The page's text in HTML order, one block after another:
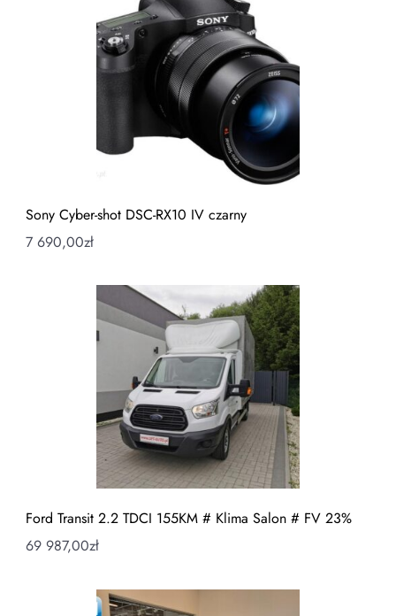
Sony Cyber-shot DSC-RX10 IV czarny
7 690,00zł
Ford Transit 2.2 TDCI 155KM # Klima Salon # FV 23%
69 987,00zł